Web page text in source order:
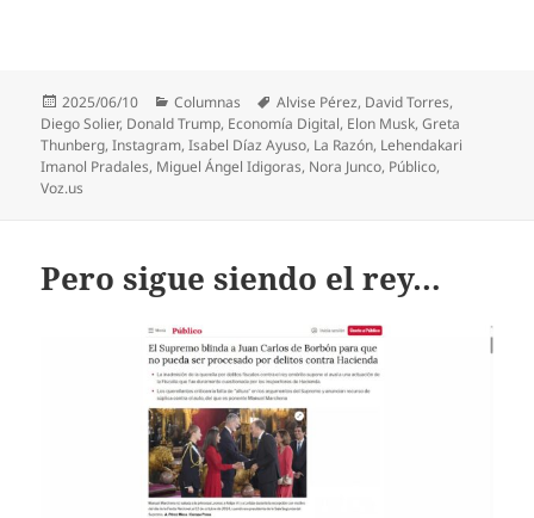
Publicado
el
2025/06/10 Categorías
Columnas Etiquetas
Alvise Pérez, David Torres,
Diego Solier, Donald Trump, Economía Digital, Elon Musk,Greta
Thunberg,Instagram,Isabel Díaz Ayuso, La Razón, Lehendakari
Imanol Pradales, Miguel Ángel Idigoras, Nora Junco, Público,
Voz.us
Pero sigue siendo el rey…